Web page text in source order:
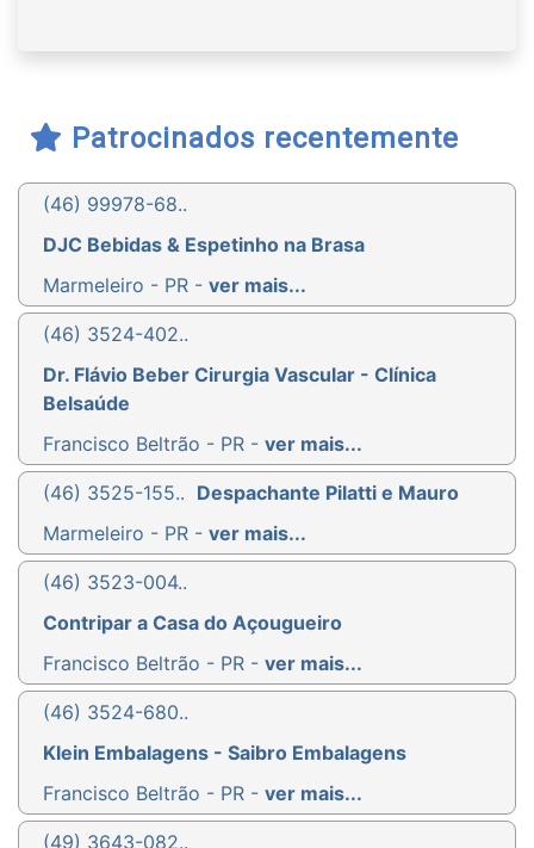
Patrocinados recentemente
(46) 99978-68..
DJC Bebidas & Espetinho na Brasa
Marmeleiro - PR - ver mais...
(46) 3524-402..
Dr. Flávio Beber Cirurgia Vascular - Clínica
Belsaúde
Francisco Beltrão - PR - ver mais...
(46) 3525-155.. Despachante Pilatti e Mauro
Marmeleiro - PR - ver mais...
(46) 3523-004..
Contripar a Casa do Açougueiro
Francisco Beltrão - PR - ver mais...
(46) 3524-680..
Klein Embalagens - Saibro Embalagens
Francisco Beltrão - PR - ver mais...
(49) 3643-082..